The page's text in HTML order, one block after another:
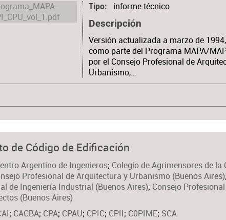
Tipo informe técnico
Descripción
Versión actualizada a marzo de
como parte del Programa MAPA/
por el Consejo Profesional de
Urbanismo,…
de Código de Edificación
Argentino de Ingenieros; Colegio de Agrimensores de la
Profesional de Arquitectura y Urbanismo (Buenos Aires);
de Ingeniería Industrial (Buenos Aires); Consejo
(Buenos Aires)
; CACBA; CPA; CPAU; CPIC; CPII; C0PIME; SCA